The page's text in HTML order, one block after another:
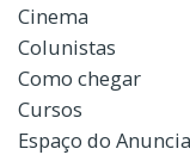
Cinema
Colunistas
Como chegar
Cursos
Espaço do